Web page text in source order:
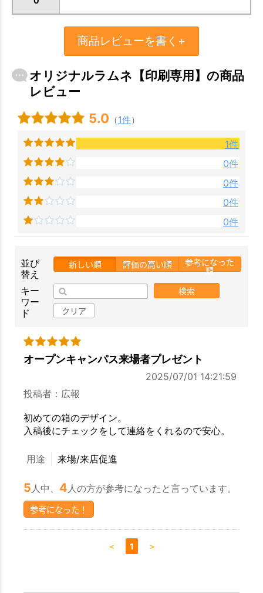
商品レビューを書く+
オリジナルラムネ【印刷専用】の商品
レビュー
5.0 （1件）
1件
0件
0件
0件
0件
並び
替え
新しい順 評価の高い順 参考になった
順
キー
ワー
ド
検索
クリア
オープンキャンパス来場者プレゼント
2025/07/01 14:21:59
投稿者：広報
初めての箱のデザイン。
入稿後にチェックをして連絡をくれるので安心。
用途 来場/来店促進
5 人中、 4 人の方が参考になったと言っています。
参考になった！
＜ 1 ＞